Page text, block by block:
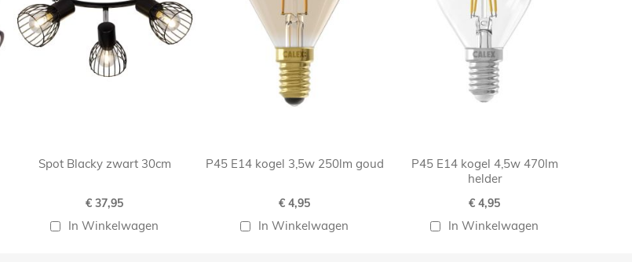
Spot Blacky zwart 30cm
€ 37,95
In Winkelwagen
P45 E14 kogel 3,5w 250lm goud
€ 4,95
In Winkelwagen
P45 E14 kogel 4,5w 470lm
helder
€ 4,95
In Winkelwagen